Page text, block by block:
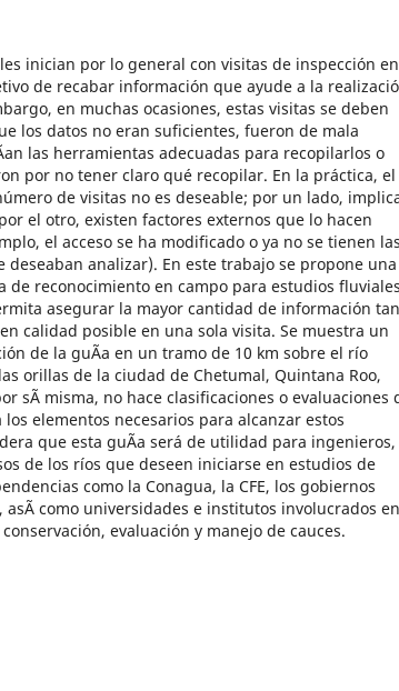
inician por lo general con visitas de inspección en
de recabar información que ayude a la
en muchas ocasiones, estas visitas se deben
los datos no eran suficientes, fueron de mala
las herramientas adecuadas para recopilarlos o
por no tener claro qué recopilar. En la práctica, el
de visitas no es deseable; por un lado,
el otro, existen factores externos que lo hacen
el acceso se ha modificado o ya no se tienen las
deseaban analizar). En este trabajo se propone una
de reconocimiento en campo para estudios
asegurar la mayor cantidad de información
calidad posible en una sola visita. Se muestra un
de la guÃ­a en un tramo de 10 km sobre el río
orillas de la ciudad de Chetumal, Quintana Roo,
sÃ­ misma, no hace clasificaciones o evaluaciones
elementos necesarios para alcanzar estos
que esta guÃ­a será de utilidad para ingenieros,
de los ríos que deseen iniciarse en estudios de
como la Conagua, la CFE, los gobiernos
asÃ­ como universidades e institutos involucrados en
evaluación y manejo de cauces.